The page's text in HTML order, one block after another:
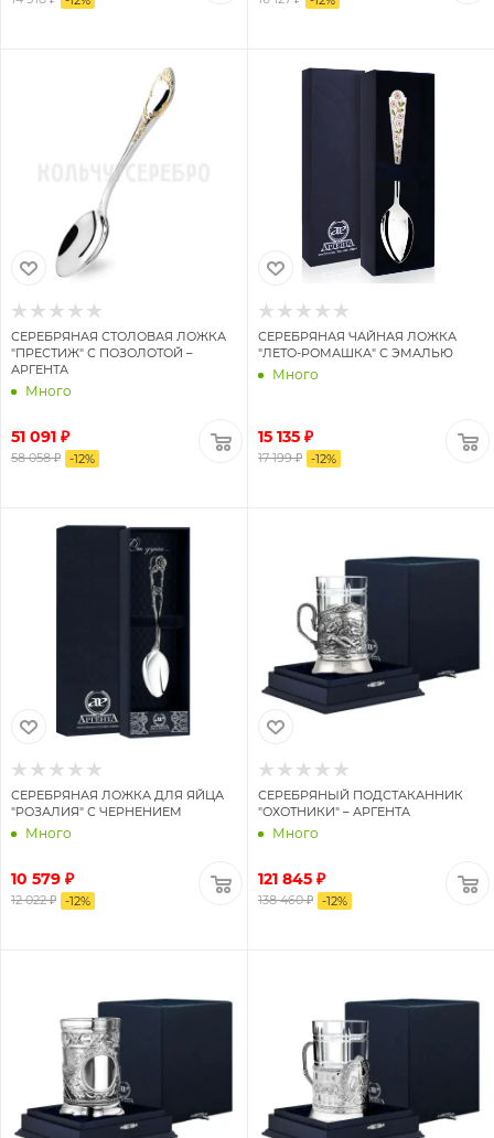
СЕРЕБРЯНАЯ СТОЛОВАЯ ЛОЖКА
"ПРЕСТИЖ" С ПОЗОЛОТОЙ –
АРГЕНТА
Много
51 091 ₽
58 058 ₽ -12%
СЕРЕБРЯНАЯ ЧАЙНАЯ ЛОЖКА
"ЛЕТО-РОМАШКА" С ЭМАЛЬЮ
Много
15 135 ₽
17 199 ₽ -12%
СЕРЕБРЯНАЯ ЛОЖКА ДЛЯ ЯЙЦА
"РОЗАЛИЯ" С ЧЕРНЕНИЕМ
Много
10 579 ₽
12 022 ₽ -12%
СЕРЕБРЯНЫЙ ПОДСТАКАННИК
"ОХОТНИКИ" – АРГЕНТА
Много
121 845 ₽
138 460 ₽ -12%